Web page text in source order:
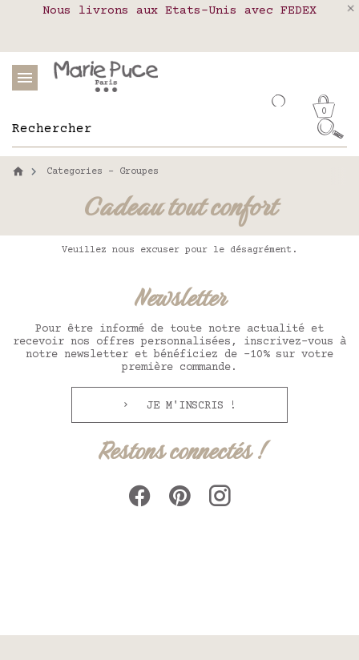
Notre site part en vacances !
Nous livrons aux Etats-Unis avec FEDEX
Livraison en relais colis en France,
0
Categories - Groupes
Cadeau tout confort
Veuillez nous excuser pour le désagrément.
Newsletter
Pour être informé de toute notre actualité et
recevoir nos offres personnalisées, inscrivez-vous à
notre newsletter et bénéficiez de -10% sur votre
première commande.
JE M'INSCRIS !
Restons connectés !